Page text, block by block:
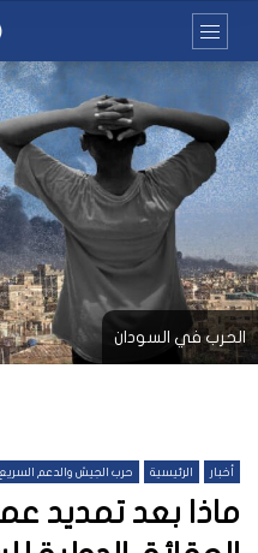
الحرب في السودان
أخبار الرئيسية حرب الجيش والدعم السريع
ماذا بعد تمديد